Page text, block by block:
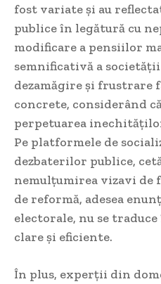
fost variate și au
publice în legătură cu
modificare a pensiilor
semnificativă a
dezamăgire și frustrare
concrete, considerând
perpetuarea
Pe platformele de
dezbaterilor publice,
nemulțumirea vizavi de
de reformă, adesea
electorale, nu se
clare și eficiente.
În plus, experții din